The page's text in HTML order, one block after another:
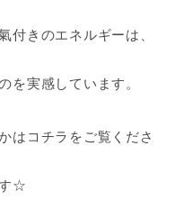
付きのエネルギーは、
を実感しています。
はコチラをご覧くださ
す☆